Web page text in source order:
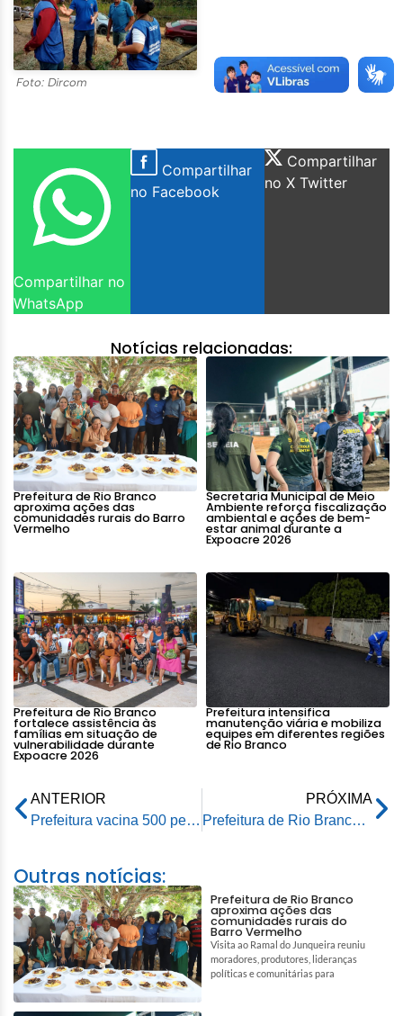
Foto: Dircom
Compartilhar no
WhatsApp
Compartilhar
no Facebook
Compartilhar
no X Twitter
Notícias relacionadas:
Prefeitura de Rio Branco
aproxima ações das
comunidades rurais do Barro
Vermelho
Secretaria Municipal de Meio
Ambiente reforça fiscalização
ambiental e ações de bem-
estar animal durante a
Expoacre 2026
Prefeitura de Rio Branco
fortalece assistência às
famílias em situação de
vulnerabilidade durante
Expoacre 2026
Prefeitura intensifica
manutenção viária e mobiliza
equipes em diferentes regiões
de Rio Branco
ANTERIOR
Prefeitura vacina 500 pessoas no primeiro dia de mutirão na Faculdade Estácio/Unimeta
PRÓXIMA
Prefeitura de Rio Branco realiza palestra de incentivo para os catadores de recicláveis do aterro de inertes
Outras notícias:
Prefeitura de Rio Branco
aproxima ações das
comunidades rurais do
Barro Vermelho
Visita ao Ramal do Junqueira reuniu
moradores, produtores, lideranças
políticas e comunitárias para